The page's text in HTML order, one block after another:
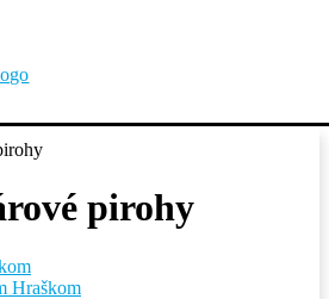
pirohy
Hraškom